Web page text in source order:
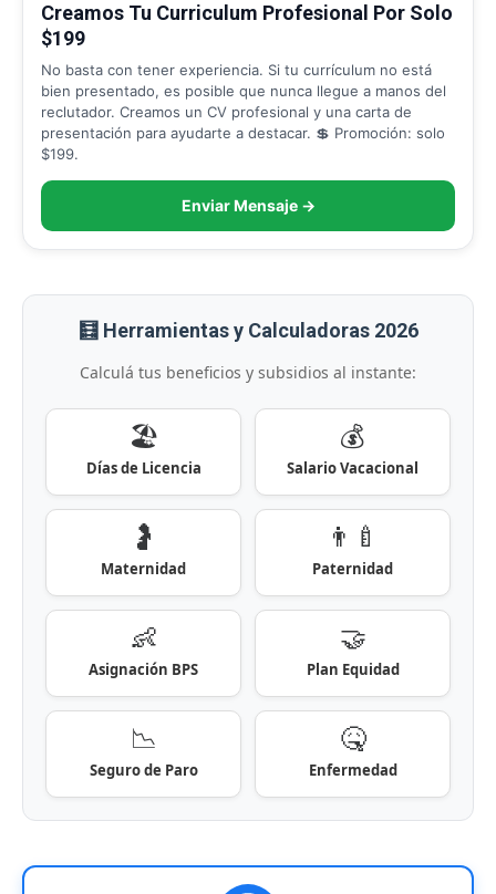
Creamos Tu Curriculum Profesional Por Solo
$199
No basta con tener experiencia. Si tu currículum no está
bien presentado, es posible que nunca llegue a manos del
reclutador. Creamos un CV profesional y una carta de
presentación para ayudarte a destacar. 💲 Promoción: solo
$199.
Enviar Mensaje →
🧮 Herramientas y Calculadoras 2026
Calculá tus beneficios y subsidios al instante:
🏖️
Días de Licencia
💰
Salario Vacacional
🤰
Maternidad
👨‍🍼
Paternidad
👶
Asignación BPS
🤝
Plan Equidad
📉
Seguro de Paro
🤒
Enfermedad